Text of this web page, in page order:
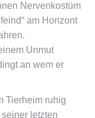
Nervenkostüm
am Horizont
Unmut
an wem er
Tierheim ruhig
letzten